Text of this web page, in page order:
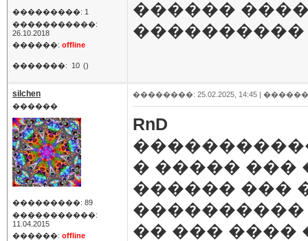
���������: 1
�����������:
26.10.2018
������: offline
�������: 10 ()
������
����������
silchen
������
���������: 89
�����������:
11.04.2015
������: offline
��������: 25.02.2025, 14:45 |
RnD
� ����� ���
������ ���
����������
�� ��� ����